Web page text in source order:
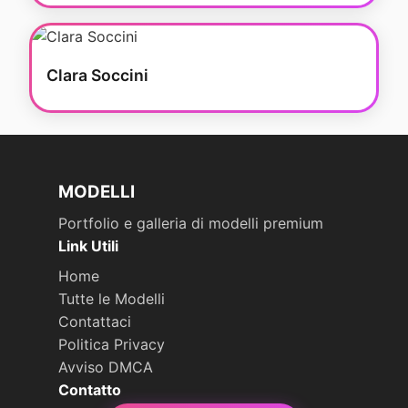
Clara Soccini
MODELLI
Portfolio e galleria di modelli premium
Link Utili
Home
Tutte le Modelli
Contattaci
Politica Privacy
Avviso DMCA
Contatto